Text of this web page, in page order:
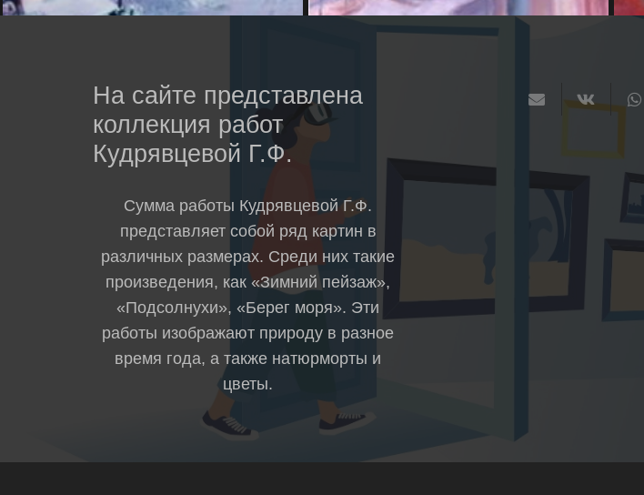
На сайте представлена
коллекция работ
Кудрявцевой Г.Ф.
Сумма работы Кудрявцевой Г.Ф.
представляет собой ряд картин в
различных размерах. Среди них такие
произведения, как «Зимний пейзаж»,
«Подсолнухи», «Берег моря». Эти
работы изображают природу в разное
время года, а также натюрморты и
цветы.